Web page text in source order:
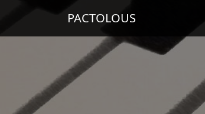
PACTOLOUS